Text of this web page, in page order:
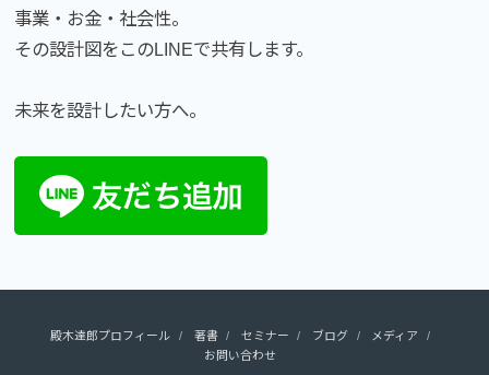
事業・お金・社会性。
その設計図をこのLINEで共有します。
未来を設計したい方へ。
殿木達郎プロフィール 著書 セミナー ブログ
メディア
お問い合わせ